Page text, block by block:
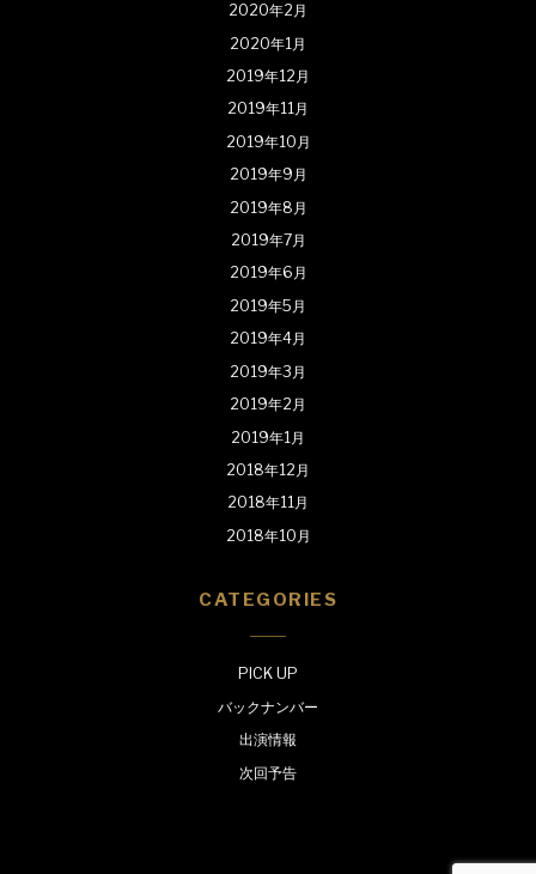
2020年2月
2020年1月
2019年12月
2019年11月
2019年10月
2019年9月
2019年8月
2019年7月
2019年6月
2019年5月
2019年4月
2019年3月
2019年2月
2019年1月
2018年12月
2018年11月
2018年10月
CATEGORIES
PICK UP
バックナンバー
出演情報
次回予告